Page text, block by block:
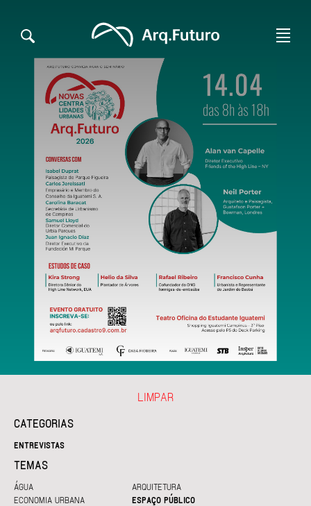
CATEGORIAS
ENTREVISTAS
TEMAS
ÁGUA
ARQUITETURA
ECONOMIA URBANA
ESPAÇO PÚBLICO
LIMPAR